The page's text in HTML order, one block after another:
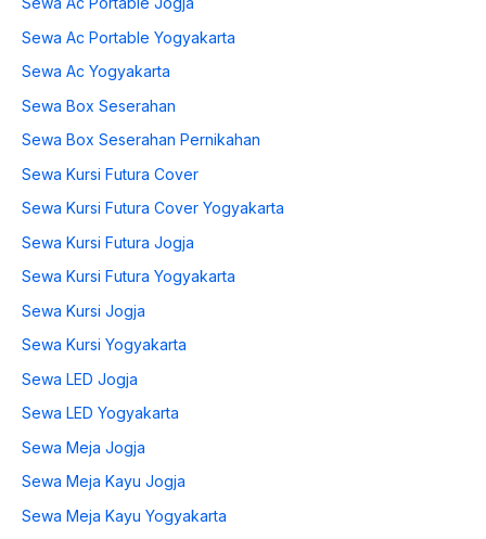
Sewa Ac Portable Yogyakarta
Sewa Ac Yogyakarta
Sewa Box Seserahan
Sewa Box Seserahan Pernikahan
Sewa Kursi Futura Cover
Sewa Kursi Futura Cover Yogyakarta
Sewa Kursi Futura Jogja
Sewa Kursi Futura Yogyakarta
Sewa Kursi Jogja
Sewa Kursi Yogyakarta
Sewa LED Jogja
Sewa LED Yogyakarta
Sewa Meja Jogja
Sewa Meja Kayu Jogja
Sewa Meja Kayu Yogyakarta